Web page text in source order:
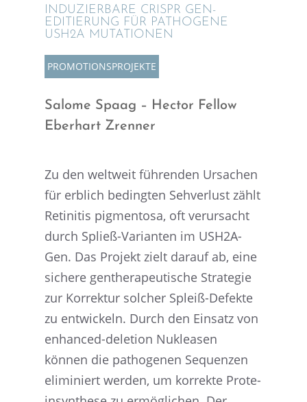
INDUZIER­BARE CRISPR GEN-
EDITIE­RUNG FÜR PATHO­GENE
USH2A MUTATIONEN
PROMO­TI­ONS­PRO­JEKTE
Salome Spaag – Hector Fellow
Eberhart Zrenner
Zu den weltweit führen­den Ursachen
für erblich beding­ten Sehver­lust zählt
Retin­i­tis pigment­osa, oft verur­sacht
durch Spließ-Varian­ten im USH2A-
Gen. Das Projekt zielt darauf ab, eine
sichere genthe­ra­peu­ti­sche Strate­gie
zur Korrek­tur solcher Spleiß-Defekte
zu entwi­ckeln. Durch den Einsatz von
enhan­ced-deletion Nuklea­sen
können die patho­ge­nen Sequen­zen
elimi­niert werden, um korrekte Prote­